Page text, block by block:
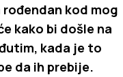
kod mog
kako bi došle na
kada je to
da ih prebije.